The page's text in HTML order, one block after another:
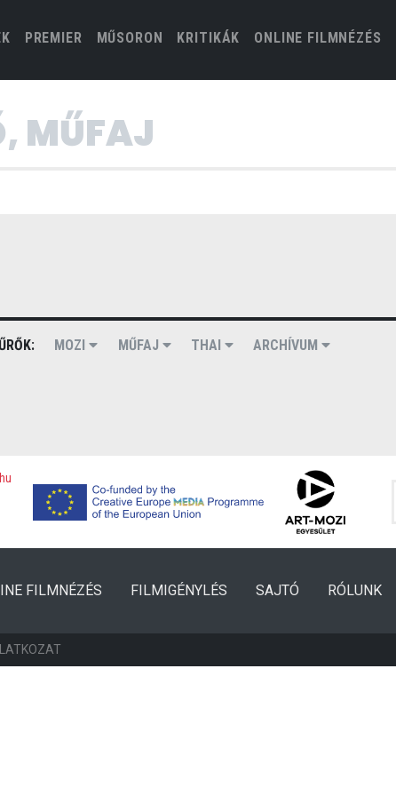
(CURRENT)
PREMIER MŰSORON KRITIKÁK ONLINE FILMNÉZÉS
MOZI MŰFAJ THAI ARCHÍVUM
FILMNÉZÉS FILMIGÉNYLÉS SAJTÓ RÓLUNK